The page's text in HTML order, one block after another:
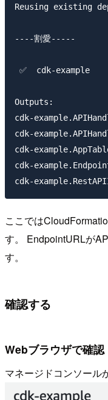
Reusing existing
----割愛-----
✅  cdk-example
Outputs:
cdk-
cdk-
cdk-
cdk-
ここでは
す。 EndpointURLが
す。
確認する
Webブラウザで確認
マネージドコンソール